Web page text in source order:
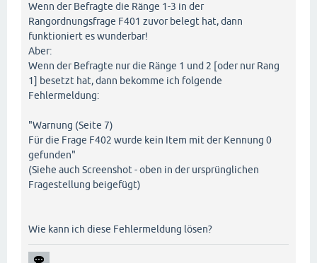
Wenn der Befragte die Ränge 1-3 in der
Rangordnungsfrage F401 zuvor belegt hat, dann
funktioniert es wunderbar!
Aber:
Wenn der Befragte nur die Ränge 1 und 2 [oder nur Rang
1] besetzt hat, dann bekomme ich folgende
Fehlermeldung:
"Warnung (Seite 7)
Für die Frage F402 wurde kein Item mit der Kennung 0
gefunden"
(Siehe auch Screenshot - oben in der ursprünglichen
Fragestellung beigefügt)
Wie kann ich diese Fehlermeldung lösen?